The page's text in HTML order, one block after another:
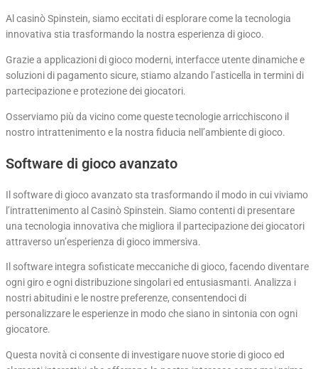
Al casinò Spinstein, siamo eccitati di esplorare come la tecnologia
innovativa stia trasformando la nostra esperienza di gioco.
Grazie a applicazioni di gioco moderni, interfacce utente dinamiche e
soluzioni di pagamento sicure, stiamo alzando l’asticella in termini di
partecipazione e protezione dei giocatori.
Osserviamo più da vicino come queste tecnologie arricchiscono il
nostro intrattenimento e la nostra fiducia nell’ambiente di gioco.
Software di gioco avanzato
Il software di gioco avanzato sta trasformando il modo in cui viviamo
l’intrattenimento al Casinò Spinstein. Siamo contenti di presentare
una tecnologia innovativa che migliora il partecipazione dei giocatori
attraverso un’esperienza di gioco immersiva.
Il software integra sofisticate meccaniche di gioco, facendo diventare
ogni giro e ogni distribuzione singolari ed entusiasmanti. Analizza i
nostri abitudini e le nostre preferenze, consentendoci di
personalizzare le esperienze in modo che siano in sintonia con ogni
giocatore.
Questa novità ci consente di investigare nuove storie di gioco ed